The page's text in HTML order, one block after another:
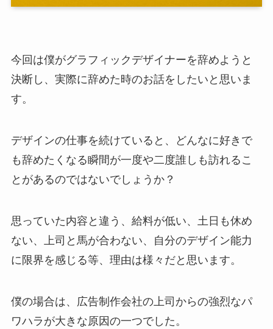
今回は僕がグラフィックデザイナーを辞めようと
決断し、実際に辞めた時のお話をしたいと思いま
す。
デザインの仕事を続けていると、どんなに好きで
も辞めたくなる瞬間が一度や二度誰しも訪れるこ
とがあるのではないでしょうか？
思っていた内容と違う、給料が低い、土日も休め
ない、上司と馬が合わない、自分のデザイン能力
に限界を感じる等、理由は様々だと思います。
僕の場合は、広告制作会社の上司からの強烈なパ
ワハラが大きな原因の一つでした。